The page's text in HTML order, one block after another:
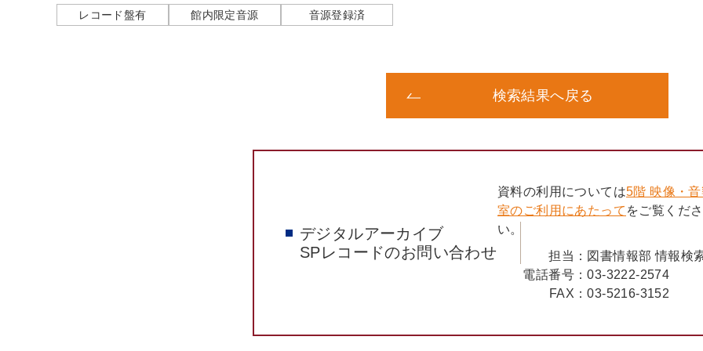
レコード盤有 館内限定音源 音源登録済
検索結果へ戻る
デジタルアーカイブ
SPレコードのお問い合わせ
資料の利用については5階 映像・
室のご利用にあたって をご覧くださ
い。
担当： 図書情報部 情報検
電話番号：03-3222-2574
FAX：03-5216-3152